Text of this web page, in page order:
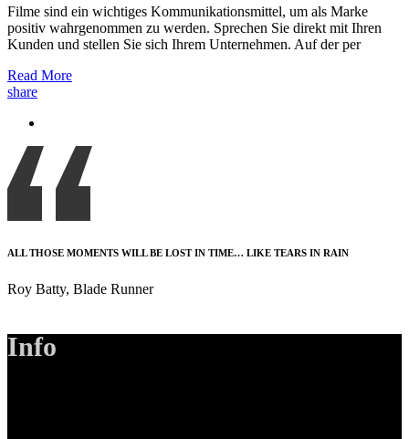
Filme sind ein wichtiges Kommunikationsmittel, um als Marke
positiv wahrgenommen zu werden. Sprechen Sie direkt mit Ihren
Kunden und stellen Sie sich Ihrem Unternehmen. Auf der per
Read More
share
ALL THOSE MOMENTS WILL BE LOST IN TIME… LIKE TEARS IN RAIN
Roy Batty, Blade Runner
Info